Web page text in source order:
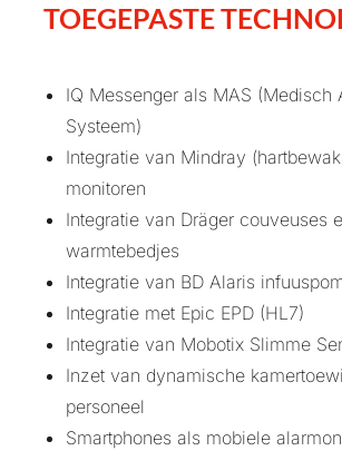
TOEGEPASTE
IQ Messenger als MAS (Medisch
Systeem)
Integratie van Mindray
monitoren
Integratie van Dräger couveuses
warmtebedjes
Integratie van BD Alaris
Integratie met Epic EPD (HL7)
Integratie van Mobotix Slimme
Inzet van dynamische
personeel
Smartphones als mobiele